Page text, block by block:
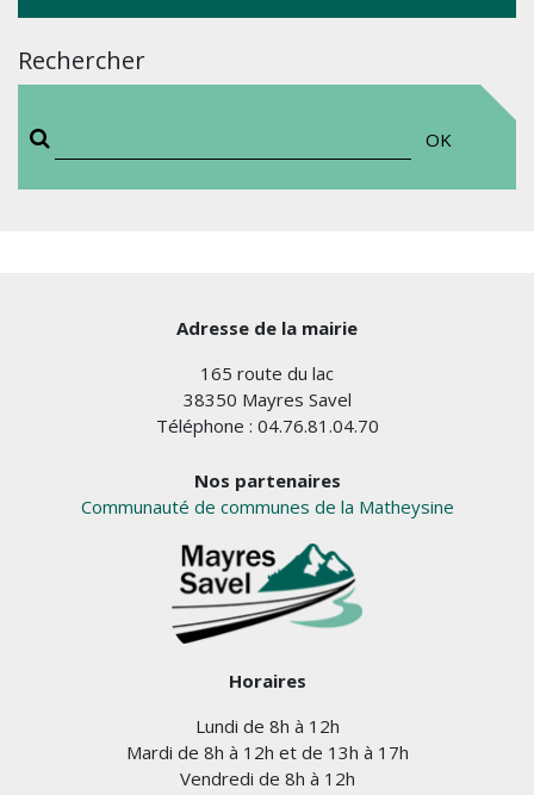
Rechercher
OK
Adresse de la mairie
165 route du lac
38350 Mayres Savel
Téléphone : 04.76.81.04.70
Nos partenaires
Communauté de communes de la Matheysine
Horaires
Lundi de 8h à 12h
Mardi de 8h à 12h et de 13h à 17h
Vendredi de 8h à 12h